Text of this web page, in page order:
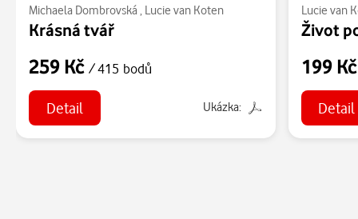
Michaela Dombrovská , Lucie van Koten
Krásná tvář
259 Kč / 415 bodů
Detail Ukázka:
Lucie van
Život
199
Detail